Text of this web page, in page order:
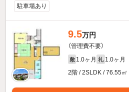
駐車場あり
9.5万円
（管理費不要）
敷 1.0ヶ月 礼 1.0ヶ月
2階 / 2SLDK / 76.55㎡